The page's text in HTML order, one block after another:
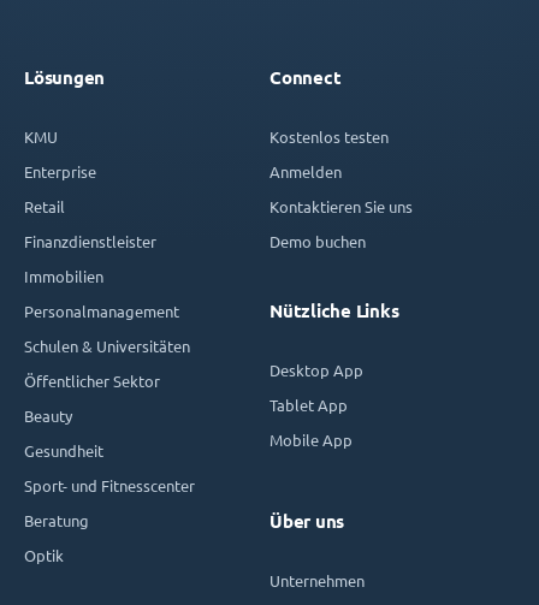
Lösungen
KMU
Enterprise
Retail
Finanzdienstleister
Immobilien
Personalmanagement
Schulen & Universitäten
Öffentlicher Sektor
Beauty
Gesundheit
Sport- und Fitnesscenter
Beratung
Optik
Connect
Kostenlos testen
Anmelden
Kontaktieren Sie uns
Demo buchen
Nützliche Links
Desktop App
Tablet App
Mobile App
Über uns
Unternehmen